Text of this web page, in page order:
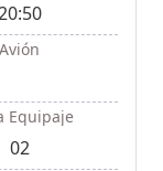
Avión
Equipaje
02